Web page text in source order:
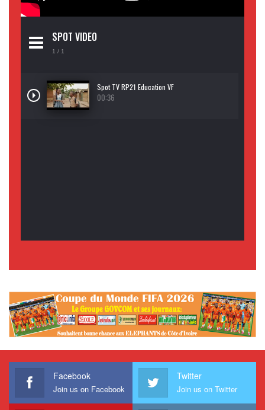
SPOT VIDEO
1 / 1
Spot TV RP21 Education VF
00:36
Facebook
Join us on Facebook
Twitter
Join us on Twitter